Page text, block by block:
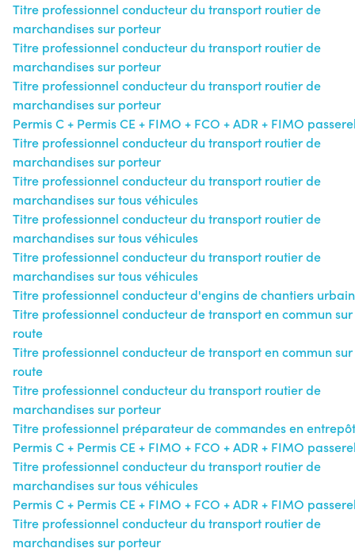
Titre professionnel conducteur du transport routier de
marchandises sur porteur
Titre professionnel conducteur du transport routier de
marchandises sur porteur
Titre professionnel conducteur du transport routier de
marchandises sur porteur
Permis C + Permis CE + FIMO + FCO + ADR + FIMO
Titre professionnel conducteur du transport routier de
marchandises sur porteur
Titre professionnel conducteur du transport routier de
marchandises sur tous véhicules
Titre professionnel conducteur du transport routier de
marchandises sur tous véhicules
Titre professionnel conducteur du transport routier de
marchandises sur tous véhicules
Titre professionnel conducteur d'engins de chantiers
Titre professionnel conducteur de transport en commun sur
route
Titre professionnel conducteur de transport en commun sur
route
Titre professionnel conducteur du transport routier de
marchandises sur porteur
Titre professionnel préparateur de commandes en entrepôt
Permis C + Permis CE + FIMO + FCO + ADR + FIMO
Titre professionnel conducteur du transport routier de
marchandises sur tous véhicules
Permis C + Permis CE + FIMO + FCO + ADR + FIMO
Titre professionnel conducteur du transport routier de
marchandises sur porteur